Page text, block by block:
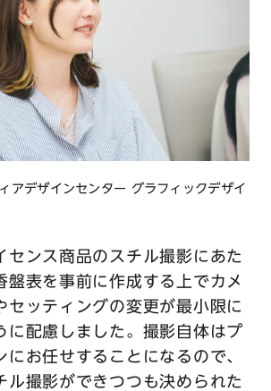
アデザインセンター グラフィックデザイ
センス商品のスチル撮影にあた
盤表を事前に作成する上でカメ
セッティングの変更が最小限に
に配慮しました。撮影自体はプ
にお任せすることになるので、
ル撮影ができつつも決められた